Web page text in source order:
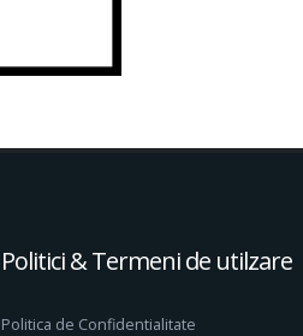
Politici & Termeni de utilzare
Politica de Confidentialitate